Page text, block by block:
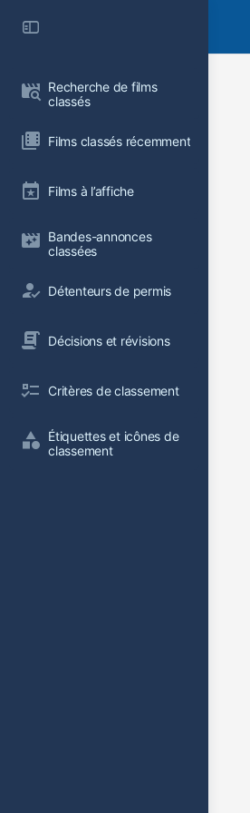
Recherche de films
classés
Films classés récemment
Films à l’affiche
Bandes-annonces
classées
Détenteurs de permis
Décisions et révisions
Critères de classement
Étiquettes et icônes de
classement